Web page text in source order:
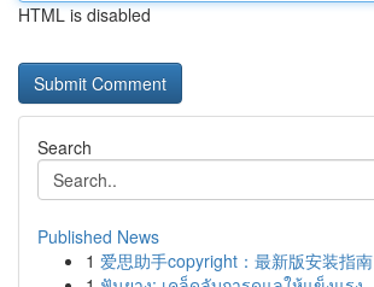
HTML is disabled
Search
Published News
1 爱思助手copyright：最新版安装指南